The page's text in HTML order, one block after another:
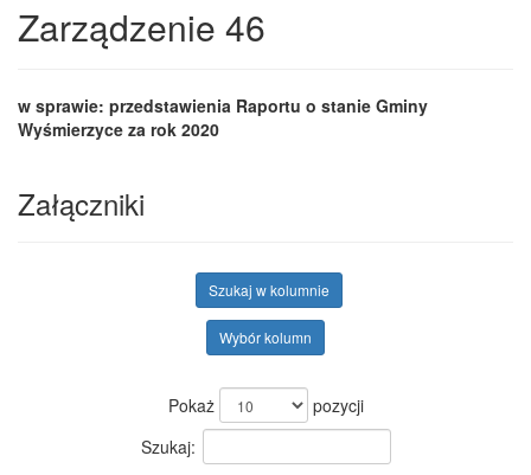
Zarządzenie 46
w sprawie: przedstawienia Raportu o stanie Gminy
Wyśmierzyce za rok 2020
Załączniki
Szukaj w kolumnie
Wybór kolumn
Pokaż
pozycji
Szukaj: